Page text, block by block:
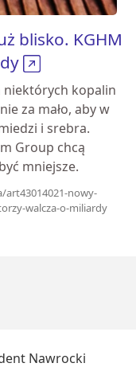
blisko. KGHM
niektórych kopalin
za mało, aby w
i srebra.
Group chcą
mniejsze.
art43014021-nowy-
walcza-o-miliardy
Nawrocki